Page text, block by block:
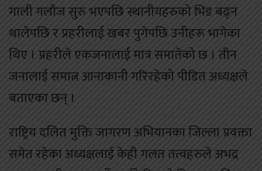
गाली गलौज सुरु भएपछि स्थानीयहरुको भिड बढ्न
थालेपछि र प्रहरीलाई खबर पुगेपछि उनीहरू भागेका
थिए । प्रहरीले एकजनालाई मात्र समातेको छ । तीन
जनालाई समात्न आनाकानी गरिरहेको पीडित अध्यक्षले
बताएका छन् ।
राष्ट्रिय दलित मुक्ति जागरण अभियानका जिल्ला प्रवक्ता
समेत रहेका अध्यक्षलाई केही गलत तत्वहरुले अभद्र